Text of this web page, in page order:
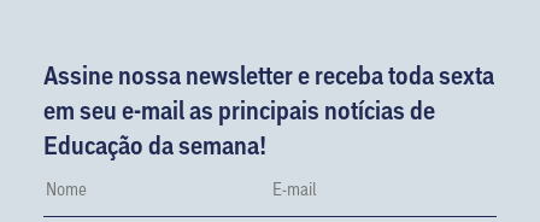
Assine nossa newsletter e receba toda sexta
em seu e-mail as principais notícias de
Educação da semana!